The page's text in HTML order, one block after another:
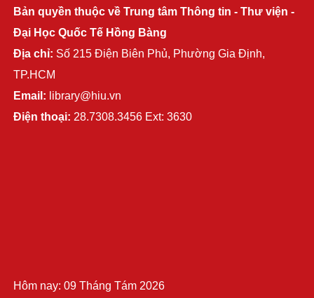
Bản quyền thuộc về Trung tâm Thông tin - Thư viện -
Đại Học Quốc Tế Hồng Bàng
Địa chỉ: Số 215 Điện Biên Phủ, Phường Gia Định,
TP.HCM
Email: library@hiu.vn
Điện thoại: 28.7308.3456 Ext: 3630
Hôm nay: 09 Tháng Tám 2026